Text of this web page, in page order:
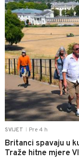
SVIJET Pre 4 h
Britanci spavaju u
Traže hitne mjere